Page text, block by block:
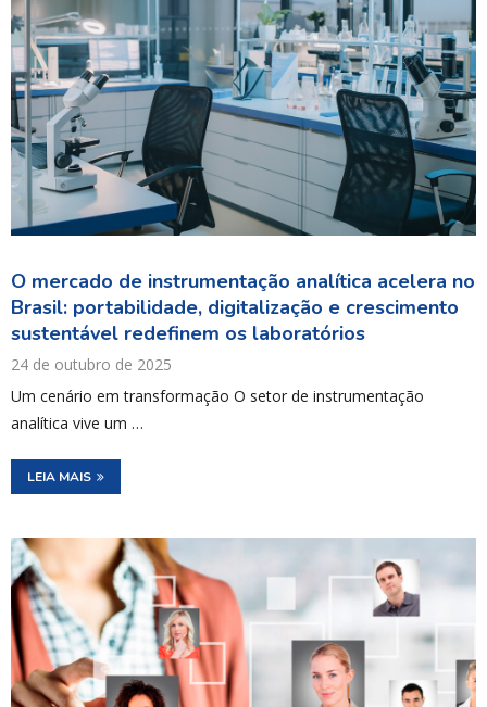
O mercado de instrumentação analítica acelera no
Brasil: portabilidade, digitalização e crescimento
sustentável redefinem os laboratórios
24 de outubro de 2025
Um cenário em transformação O setor de instrumentação
analítica vive um …
LEIA MAIS